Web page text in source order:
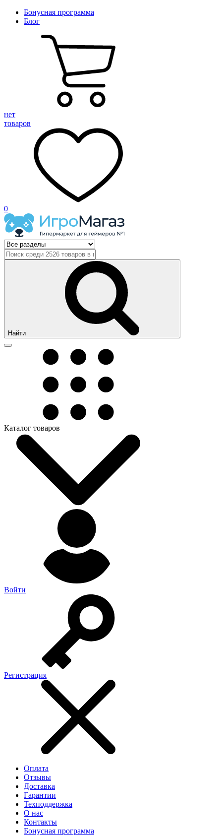
Бонусная программа
Блог
нет
товаров
0
Найти
Каталог товаров
Войти
Регистрация
Оплата
Отзывы
Доставка
Гарантии
Техподдержка
О нас
Контакты
Бонусная программа